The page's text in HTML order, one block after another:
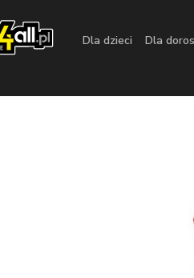
Dla dzieci Dla